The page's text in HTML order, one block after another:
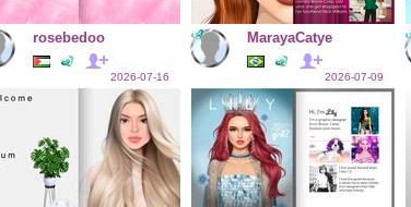
rosebedoo MarayaCatye
2026-07-16 2026-07-09